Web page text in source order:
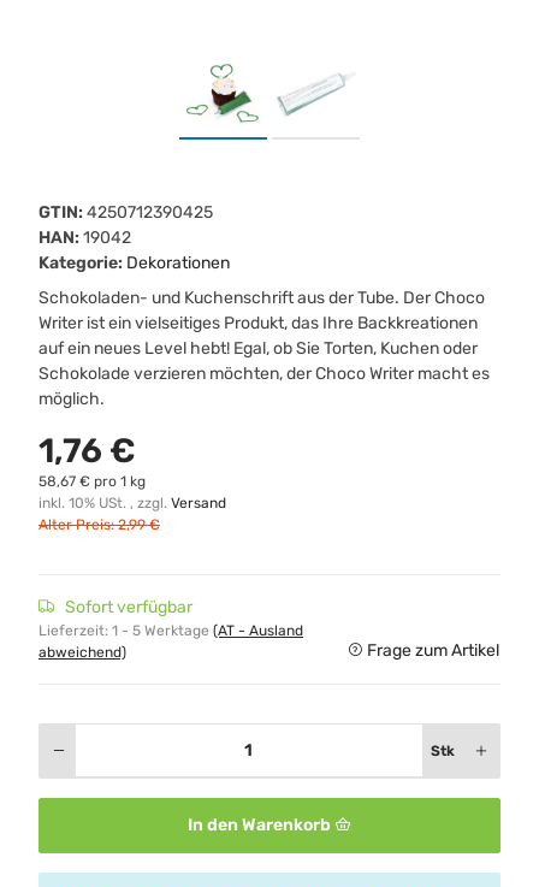
GTIN: 4250712390425
HAN: 19042
Kategorie: Dekorationen
Schokoladen- und Kuchenschrift aus der Tube. Der Choco
Writer ist ein vielseitiges Produkt, das Ihre Backkreationen
auf ein neues Level hebt! Egal, ob Sie Torten, Kuchen oder
Schokolade verzieren möchten, der Choco Writer macht es
möglich.
1,76 €
58,67 € pro 1 kg
inkl. 10% USt. , zzgl. Versand
Alter Preis: 2,99 €
Sofort verfügbar
Lieferzeit: 1 - 5 Werktage (AT - Ausland
abweichend)
Frage zum Artikel
Stk
In den Warenkorb